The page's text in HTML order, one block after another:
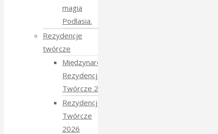
magia
Podlasia.
Rezydencje
twórcze
Międzynarodowe
Rezydencje
Twórcze 2026
Rezydencje
Twórcze
2026